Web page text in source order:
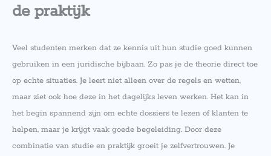
de praktijk
Veel studenten merken dat ze kennis uit hun studie goed kunnen
gebruiken in een juridische bijbaan. Zo pas je de theorie direct toe
op echte situaties. Je leert niet alleen over de regels en wetten,
maar ziet ook hoe deze in het dagelijks leven werken. Het kan in
het begin spannend zijn om echte dossiers te lezen of klanten te
helpen, maar je krijgt vaak goede begeleiding. Door deze
combinatie van studie en praktijk groeit je zelfvertrouwen. Je